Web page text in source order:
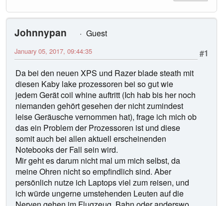
Johnnypan
Guest
#1
January 05, 2017, 09:44:35
Da bei den neuen XPS und Razer blade steath mit
diesen Kaby lake prozessoren bei so gut wie
jedem Gerät coil whine auftritt (Ich hab bis her noch
niemanden gehört gesehen der nicht zumindest
leise Geräusche vernommen hat), frage ich mich ob
das ein Problem der Prozessoren ist und diese
somit auch bei allen aktuell erscheinenden
Notebooks der Fall sein wird.
Mir geht es darum nicht mal um mich selbst, da
meine Ohren nicht so empfindlich sind. Aber
persönlich nutze ich Laptops viel zum reisen, und
ich würde ungerne umstehenden Leuten auf die